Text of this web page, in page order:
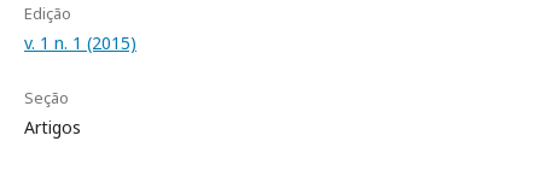
Edição
v. 1 n. 1 (2015)
Seção
Artigos